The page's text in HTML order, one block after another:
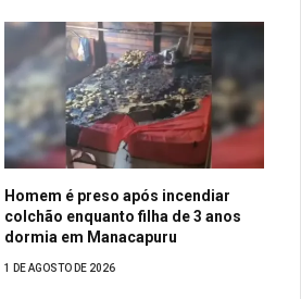
Homem é preso após incendiar
colchão enquanto filha de 3 anos
dormia em Manacapuru
1 DE AGOSTO DE 2026